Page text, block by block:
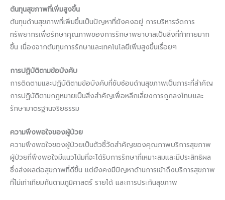
ต้นทุนสุขภาพที่เพิ่มสูงขึ้น
ต้นทุนด้านสุขภาพที่เพิ่มขึ้นเป็นปัญหาที่ยังคงอยู่ การบริหารจัดการ
ทรัพยากรเพื่อรักษาคุณภาพของการรักษาพยาบาลเป็นสิ่งที่ท้าทายมาก
ขึ้น เนื่องจากต้นทุนการรักษาและเทคโนโลยีเพิ่มสูงขึ้นเรื่อยๆ
การปฏิบัติตามข้อบังคับ
การติดตามและปฏิบัติตามข้อบังคับที่ซับซ้อนด้านสุขภาพเป็นภาระที่สำคัญ
การปฏิบัติตามกฎหมายเป็นสิ่งสำคัญเพื่อหลีกเลี่ยงการถูกลงโทษและ
รักษามาตรฐานจริยธรรม
ความพึงพอใจของผู้ป่วย
ความพึงพอใจของผู้ป่วยเป็นตัวชี้วัดสำคัญของคุณภาพบริการสุขภาพ
ผู้ป่วยที่พึงพอใจมีแนวโน้มที่จะได้รับการรักษาที่เหมาะสมและมีประสิทธิผล
ซึ่งส่งผลต่อสุขภาพที่ดีขึ้น แต่ยังคงมีปัญหาด้านการเข้าถึงบริการสุขภาพ
ที่ไม่เท่าเทียมกันตามภูมิศาสตร์ รายได้ และการประกันสุขภาพ